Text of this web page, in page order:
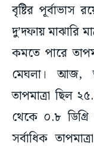
বৃষ্টির
দু’দফায় মাঝারি
কমতে পারে
মেঘলা। আজ,
তাপমাত্রা ছিল
থেকে ০.৮
সর্বাধিক